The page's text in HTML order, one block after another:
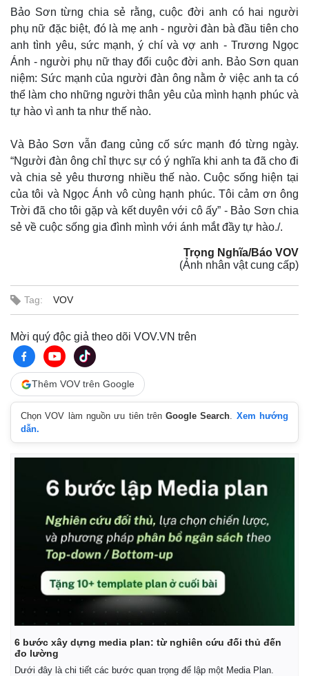
Kinh tế
Bất động sản
Khởi nghiệp
Thị trường
Giá vàng
Tiêu dùng
Tỷ giá
Chứng khoán
Giá cà phê
Bảo Sơn từng chia sẻ rằng, cuộc đời anh có hai người
phụ nữ đặc biệt, đó là mẹ anh - người đàn bà đầu tiên cho
anh tình yêu, sức mạnh, ý chí và vợ anh - Trương Ngọc
Ánh - người phụ nữ thay đổi cuộc đời anh. Bảo Sơn quan
niệm: Sức mạnh của người đàn ông nằm ở việc anh ta có
thể làm cho những người thân yêu của mình hạnh phúc và
tự hào vì anh ta như thế nào.
Và Bảo Sơn vẫn đang củng cố sức mạnh đó từng ngày.
“Người đàn ông chỉ thực sự có ý nghĩa khi anh ta đã cho đi
và chia sẻ yêu thương nhiều thế nào. Cuộc sống hiện tại
của tôi và Ngọc Ánh vô cùng hạnh phúc. Tôi cảm ơn ông
Trời đã cho tôi gặp và kết duyên với cô ấy” - Bảo Sơn chia
sẻ về cuộc sống gia đình mình với ánh mắt đầy tự hào./.
Trọng Nghĩa/Báo VOV
(Ảnh nhân vật cung cấp)
Tag: VOV
Mời quý độc giả theo dõi VOV.VN trên
Thêm VOV trên Google
Chọn VOV làm nguồn ưu tiên trênGoogle Search. Xem hướng
dẫn.
6 bước xây dựng media plan: từ nghiên cứu đối thủ đến
đo lường
Dưới đây là chi tiết các bước quan trọng để lập một Media Plan.